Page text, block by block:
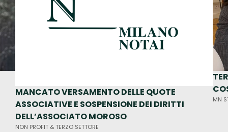
MANCATO VERSAMENTO DELLE QUOTE
ASSOCIATIVE E SOSPENSIONE DEI DIRITTI
DELL’ASSOCIATO MOROSO
NON PROFIT & TERZO SETTORE
MN